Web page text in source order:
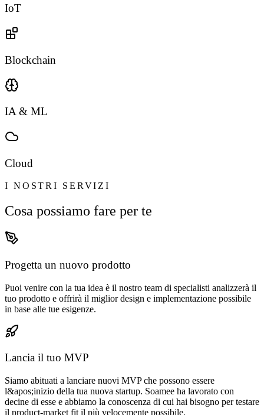
IoT
Blockchain
IA & ML
Cloud
I NOSTRI SERVIZI
Cosa possiamo fare per te
Progetta un nuovo prodotto
Puoi venire con la tua idea è il nostro team di specialisti analizzerà il
tuo prodotto e offrirà il miglior design e implementazione possibile
in base alle tue esigenze.
Lancia il tuo MVP
Siamo abituati a lanciare nuovi MVP che possono essere
l&apos;inizio della tua nuova startup. Soamee ha lavorato con
decine di esse e abbiamo la conoscenza di cui hai bisogno per testare
il product-market fit il più velocemente possibile.